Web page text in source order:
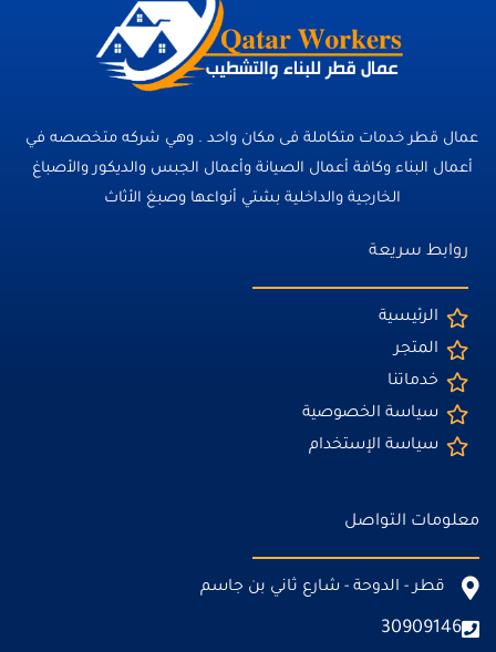
عمال قطر خدمات متكاملة فى مكان واحد . وهي شركه متخصصه في
أعمال البناء وكافة أعمال الصيانة وأعمال الجبس والديكور والأصباغ
الخارجية والداخلية بشتي أنواعها وصبغ الأثاث
روابط سريعة
الرئيسية
المتجر
خدماتنا
سياسة الخصوصية
سياسة الإستخدام
معلومات التواصل
قطر - الدوحة - شارع ثاني بن جاسم
30909146